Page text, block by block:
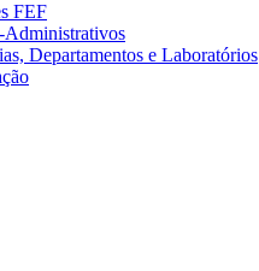
FEF
Administrativos
Departamentos e Laboratórios